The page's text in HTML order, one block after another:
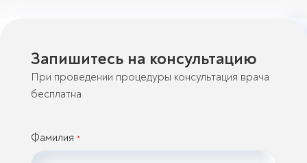
Запишитесь на консультацию
При проведении процедуры консультация врача
бесплатна
Фамилия *